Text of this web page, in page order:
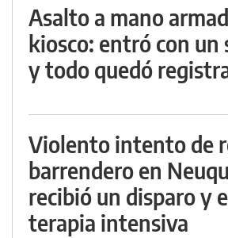
Asalto a mano
kiosco: entró con un
y todo quedó
Violento intento de
barrendero en
recibió un disparo y
terapia intensiva